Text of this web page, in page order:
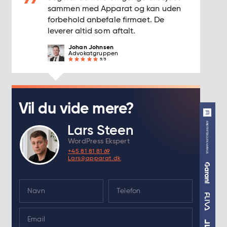
sammen med Apparat og kan uden
forbehold anbefale firmaet. De
leverer altid som aftalt.
Johan Johnsen
Advokatgruppen
5/5
Vil du vide mere?
Lars Steen
WordPress Ekspert
+45 81 81 81 69
Lars@apparat.dk
m